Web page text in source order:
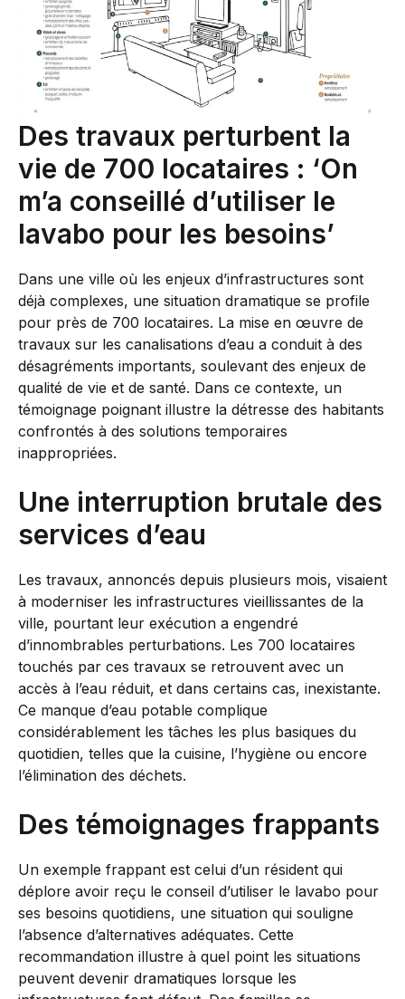
Des travaux perturbent la
vie de 700 locataires : ‘On
m’a conseillé d’utiliser le
lavabo pour les besoins’
Dans une ville où les enjeux d’infrastructures sont
déjà complexes, une situation dramatique se profile
pour près de 700 locataires. La mise en œuvre de
travaux sur les canalisations d’eau a conduit à des
désagréments importants, soulevant des enjeux de
qualité de vie et de santé. Dans ce contexte, un
témoignage poignant illustre la détresse des habitants
confrontés à des solutions temporaires
inappropriées.
Une interruption brutale des
services d’eau
Les travaux, annoncés depuis plusieurs mois, visaient
à moderniser les infrastructures vieillissantes de la
ville, pourtant leur exécution a engendré
d’innombrables perturbations. Les 700 locataires
touchés par ces travaux se retrouvent avec un
accès à l’eau réduit, et dans certains cas, inexistante.
Ce manque d’eau potable complique
considérablement les tâches les plus basiques du
quotidien, telles que la cuisine, l’hygiène ou encore
l’élimination des déchets.
Des témoignages frappants
Un exemple frappant est celui d’un résident qui
déplore avoir reçu le conseil d’utiliser le lavabo pour
ses besoins quotidiens, une situation qui souligne
l’absence d’alternatives adéquates. Cette
recommandation illustre à quel point les situations
peuvent devenir dramatiques lorsque les